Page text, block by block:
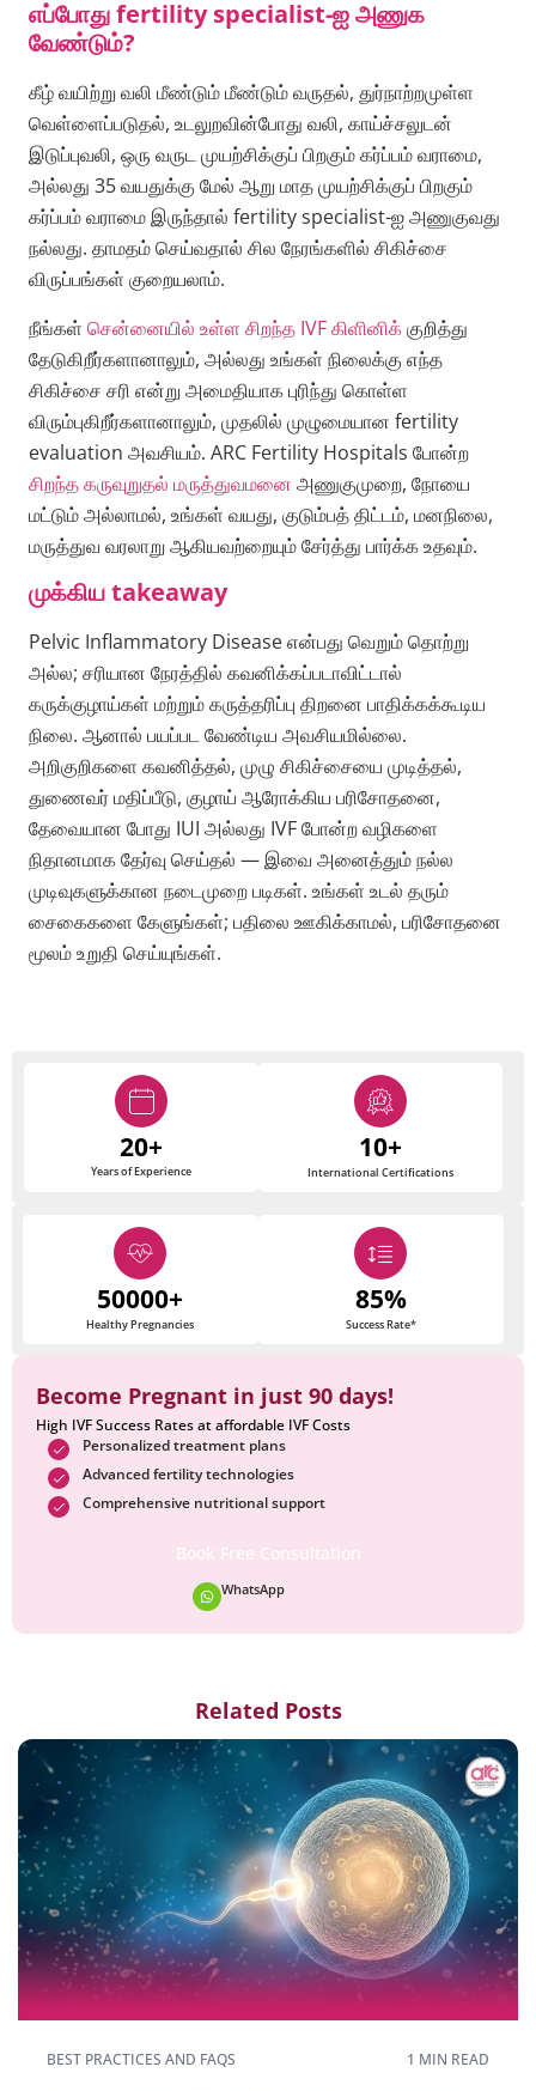
எப்போது fertility specialist-ஐ அணுக
வேண்டும்?
கீழ் வயிற்று வலி மீண்டும் மீண்டும் வருதல், துர்நாற்றமுள்ள
வெள்ளைப்படுதல், உடலுறவின்போது வலி, காய்ச்சலுடன்
இடுப்புவலி, ஒரு வருட முயற்சிக்குப் பிறகும் கர்ப்பம் வராமை,
அல்லது 35 வயதுக்கு மேல் ஆறு மாத முயற்சிக்குப் பிறகும்
கர்ப்பம் வராமை இருந்தால் fertility specialist-ஐ அணுகுவது
நல்லது. தாமதம் செய்வதால் சில நேரங்களில் சிகிச்சை
விருப்பங்கள் குறையலாம்.
நீங்கள் சென்னையில் உள்ள சிறந்த IVF கிளினிக்குறித்து
தேடுகிறீர்களானாலும், அல்லது உங்கள் நிலைக்கு எந்த
சிகிச்சை சரி என்று அமைதியாக புரிந்து கொள்ள
விரும்புகிறீர்களானாலும், முதலில் முழுமையான fertility
evaluation அவசியம். ARC Fertility Hospitals போன்ற
சிறந்த கருவுறுதல் மருத்துவமனை அணுகுமுறை, நோயை
மட்டும் அல்லாமல், உங்கள் வயது, குடும்பத் திட்டம், மனநிலை,
மருத்துவ வரலாறு ஆகியவற்றையும் சேர்த்து பார்க்க உதவும்.
முக்கிய takeaway
Pelvic Inflammatory Disease என்பது வெறும் தொற்று
அல்ல; சரியான நேரத்தில் கவனிக்கப்படாவிட்டால்
கருக்குழாய்கள் மற்றும் கருத்தரிப்பு திறனை பாதிக்கக்கூடிய
நிலை. ஆனால் பயப்பட வேண்டிய அவசியமில்லை.
அறிகுறிகளை கவனித்தல், முழு சிகிச்சையை முடித்தல்,
துணைவர் மதிப்பீடு, குழாய் ஆரோக்கிய பரிசோதனை,
தேவையான போது IUI அல்லது IVF போன்ற வழிகளை
நிதானமாக தேர்வு செய்தல் — இவை அனைத்தும் நல்ல
முடிவுகளுக்கான நடைமுறை படிகள். உங்கள் உடல் தரும்
சைகைகளை கேளுங்கள்; பதிலை ஊகிக்காமல், பரிசோதனை
மூலம் உறுதி செய்யுங்கள்.
20+
Years of Experience
10+
International Certifications
50000+
Healthy Pregnancies
85%
Success Rate*
Become Pregnant in just 90 days!
High IVF Success Rates at affordable IVF Costs
Personalized treatment plans
Advanced fertility technologies
Comprehensive nutritional support
Book Free Consultation
WhatsApp
Related Posts
BEST PRACTICES AND FAQS 1 MIN READ